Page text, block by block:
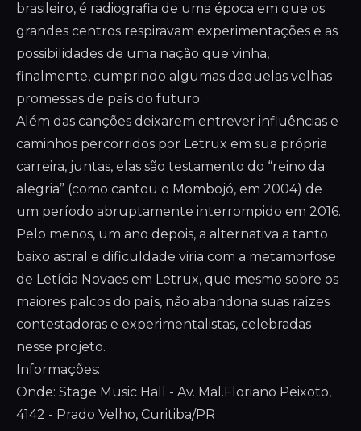
brasileiro, é radiografia de uma época em que os
grandes centros respiravam experimentações e as
possibilidades de uma nação que vinha,
finalmente, cumprindo algumas daquelas velhas
promessas de país do futuro.
Além das canções deixarem entrever influências e
caminhos percorridos por Letrux em sua própria
carreira, juntas, elas são testamento do “reino da
alegria” (como cantou o Mombojó, em 2004) de
um período abruptamente interrompido em 2016.
Pelo menos, um ano depois, a alternativa a tanto
baixo astral e dificuldade viria com a metamorfose
de Letícia Novaes em Letrux, que mesmo sobre os
maiores palcos do país, não abandona suas raízes
contestadoras e experimentalistas, celebradas
nesse projeto.
Informações:
Onde: Stage Music Hall - Av. Mal.Floriano Peixoto,
4142 - Prado Velho, Curitiba/PR